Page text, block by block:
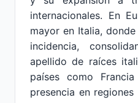
internacionales. En
mayor en Italia,
incidencia,
apellido de raíces
países como
presencia en